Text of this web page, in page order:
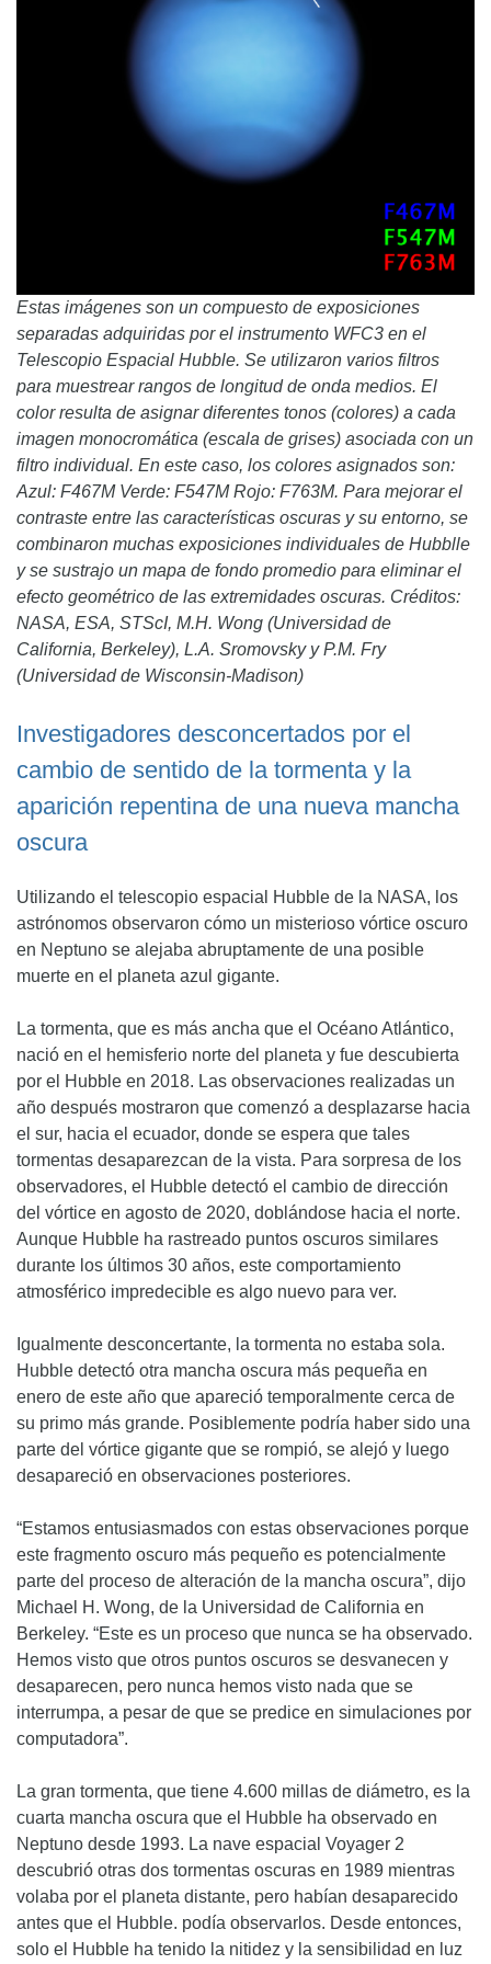
Estas imágenes son un compuesto de exposiciones
separadas adquiridas por el instrumento WFC3 en el
Telescopio Espacial Hubble. Se utilizaron varios filtros
para muestrear rangos de longitud de onda medios. El
color resulta de asignar diferentes tonos (colores) a cada
imagen monocromática (escala de grises) asociada con un
filtro individual. En este caso, los colores asignados son:
Azul: F467M Verde: F547M Rojo: F763M. Para mejorar el
contraste entre las características oscuras y su entorno, se
combinaron muchas exposiciones individuales de Hubblle
y se sustrajo un mapa de fondo promedio para eliminar el
efecto geométrico de las extremidades oscuras. Créditos:
NASA, ESA, STScI, M.H. Wong (Universidad de
California, Berkeley), L.A. Sromovsky y P.M. Fry
(Universidad de Wisconsin-Madison)
Investigadores desconcertados por el
cambio de sentido de la tormenta y la
aparición repentina de una nueva mancha
oscura
Utilizando el telescopio espacial Hubble de la NASA, los
astrónomos observaron cómo un misterioso vórtice oscuro
en Neptuno se alejaba abruptamente de una posible
muerte en el planeta azul gigante.
La tormenta, que es más ancha que el Océano Atlántico,
nació en el hemisferio norte del planeta y fue descubierta
por el Hubble en 2018. Las observaciones realizadas un
año después mostraron que comenzó a desplazarse hacia
el sur, hacia el ecuador, donde se espera que tales
tormentas desaparezcan de la vista. Para sorpresa de los
observadores, el Hubble detectó el cambio de dirección
del vórtice en agosto de 2020, doblándose hacia el norte.
Aunque Hubble ha rastreado puntos oscuros similares
durante los últimos 30 años, este comportamiento
atmosférico impredecible es algo nuevo para ver.
Igualmente desconcertante, la tormenta no estaba sola.
Hubble detectó otra mancha oscura más pequeña en
enero de este año que apareció temporalmente cerca de
su primo más grande. Posiblemente podría haber sido una
parte del vórtice gigante que se rompió, se alejó y luego
desapareció en observaciones posteriores.
“Estamos entusiasmados con estas observaciones porque
este fragmento oscuro más pequeño es potencialmente
parte del proceso de alteración de la mancha oscura”, dijo
Michael H. Wong, de la Universidad de California en
Berkeley. “Este es un proceso que nunca se ha observado.
Hemos visto que otros puntos oscuros se desvanecen y
desaparecen, pero nunca hemos visto nada que se
interrumpa, a pesar de que se predice en simulaciones por
computadora”.
La gran tormenta, que tiene 4.600 millas de diámetro, es la
cuarta mancha oscura que el Hubble ha observado en
Neptuno desde 1993. La nave espacial Voyager 2
descubrió otras dos tormentas oscuras en 1989 mientras
volaba por el planeta distante, pero habían desaparecido
antes que el Hubble. podía observarlos. Desde entonces,
solo el Hubble ha tenido la nitidez y la sensibilidad en luz